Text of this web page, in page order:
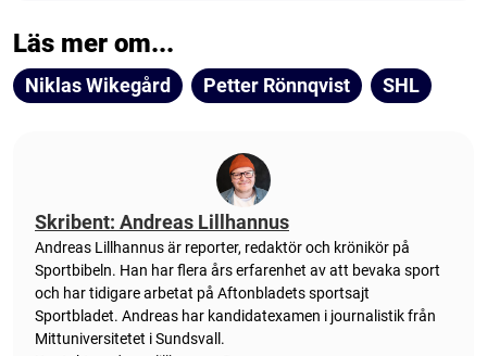
Läs mer om...
Niklas Wikegård Petter Rönnqvist SHL
Skribent: Andreas Lillhannus
Andreas Lillhannus är reporter, redaktör och krönikör på
Sportbibeln. Han har flera års erfarenhet av att bevaka sport
och har tidigare arbetat på Aftonbladets sportsajt
Sportbladet. Andreas har kandidatexamen i journalistik från
Mittuniversitetet i Sundsvall.